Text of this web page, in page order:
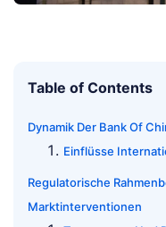
Table of Contents
Dynamik Der Bank Of
Einflüsse
Regulatorische
Marktinterventionen